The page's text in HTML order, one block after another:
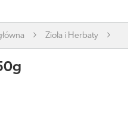
Zioła i Herbaty